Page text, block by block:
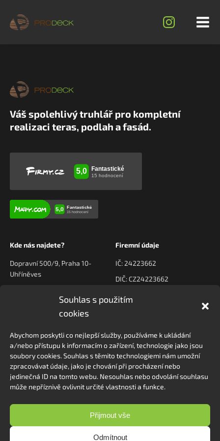
Souhlas s použitím
cookies
Abychom poskytli co nejlepší služby, používáme k ukládání
a/nebo přístupu k informacím o zařízení, technologie jako jsou
soubory cookies. Souhlas s těmito technologiemi nám umožní
zpracovávat údaje, jako je chování při procházení nebo
jedinečná ID na tomto webu. Nesouhlas nebo odvolání souhlasu
může nepříznivě ovlivnit určité vlastnosti a funkce.
Přijmout vše
Odmítnout
Váš spolehlivý truhlář pro kompletní
realizaci teras, podlah a fasád.
Kde nás najdete?
Dopravní 500/9, Praha 10-
Uhříněves
Firemní údaje
IČ: 24223662
DIČ: CZ24223662
Kontaktujte nás
+420 778 222 800
Navigace
O nás
Kontakt